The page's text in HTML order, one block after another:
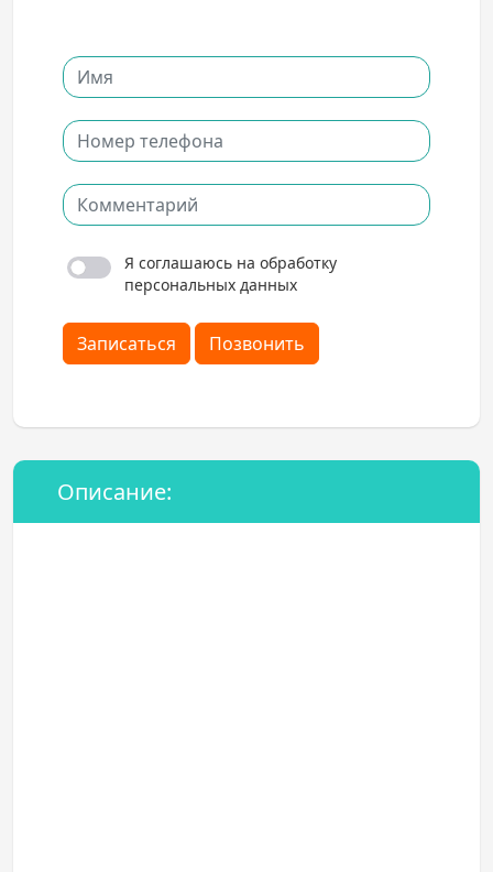
Я соглашаюсь на обработку
персональных данных
Записаться Позвонить
Описание: